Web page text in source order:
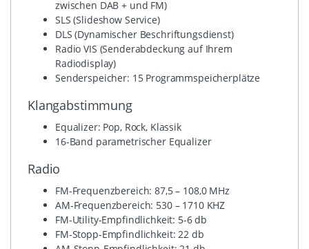
zwischen DAB + und FM)
SLS (Slideshow Service)
DLS (Dynamischer Beschriftungsdienst)
Radio VIS (Senderabdeckung auf Ihrem
Radiodisplay)
Senderspeicher: 15 Programmspeicherplätze
Klangabstimmung
Equalizer: Pop, Rock, Klassik
16-Band parametrischer Equalizer
Radio
FM-Frequenzbereich: 87,5 – 108,0 MHz
AM-Frequenzbereich: 530 – 1710 KHZ
FM-Utility-Empfindlichkeit: 5-6 db
FM-Stopp-Empfindlichkeit: 22 db